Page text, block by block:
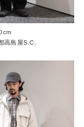
高島屋S.C.